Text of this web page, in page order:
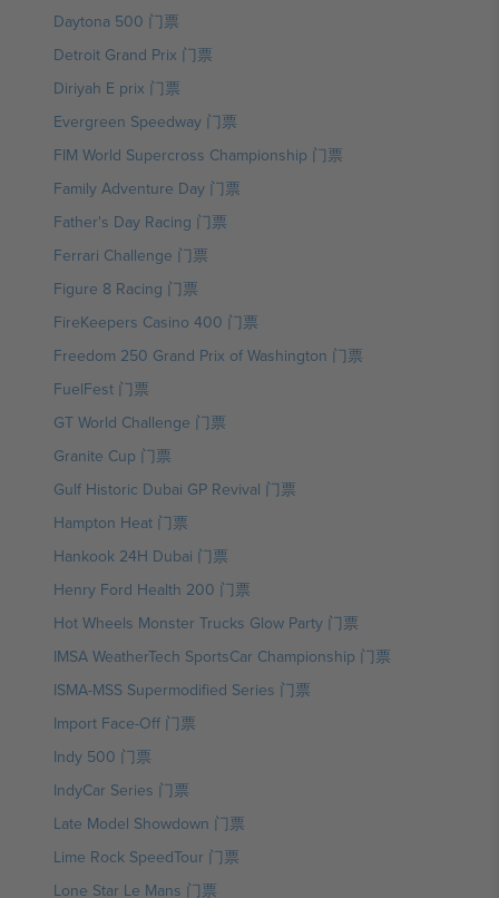
Daytona 500 门票
Detroit Grand Prix 门票
Diriyah E prix 门票
Evergreen Speedway 门票
FIM World Supercross Championship 门票
Family Adventure Day 门票
Father's Day Racing 门票
Ferrari Challenge 门票
Figure 8 Racing 门票
FireKeepers Casino 400 门票
Freedom 250 Grand Prix of Washington 门票
FuelFest 门票
GT World Challenge 门票
Granite Cup 门票
Gulf Historic Dubai GP Revival 门票
Hampton Heat 门票
Hankook 24H Dubai 门票
Henry Ford Health 200 门票
Hot Wheels Monster Trucks Glow Party 门票
IMSA WeatherTech SportsCar Championship 门票
ISMA-MSS Supermodified Series 门票
Import Face-Off 门票
Indy 500 门票
IndyCar Series 门票
Late Model Showdown 门票
Lime Rock SpeedTour 门票
Lone Star Le Mans 门票